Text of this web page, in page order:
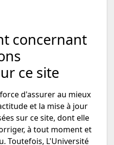
concernant
ce site
d'assurer au mieux
et la mise à jour
sur ce site, dont elle
à tout moment et
Toutefois, L'Université